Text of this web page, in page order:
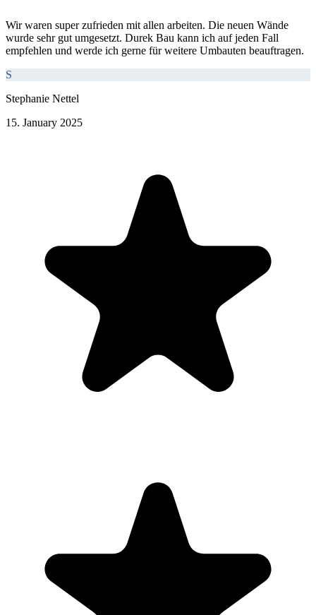
Wir waren super zufrieden mit allen arbeiten. Die neuen Wände
wurde sehr gut umgesetzt. Durek Bau kann ich auf jeden Fall
empfehlen und werde ich gerne für weitere Umbauten beauftragen.
S
Stephanie Nettel
15. January 2025